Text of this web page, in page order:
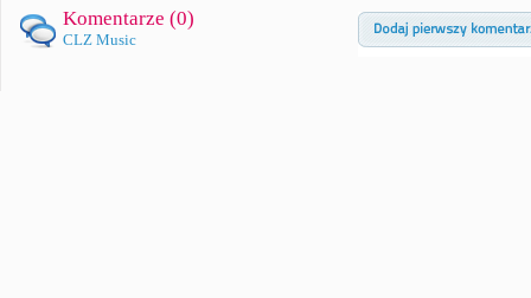
Komentarze (0)
CLZ Music